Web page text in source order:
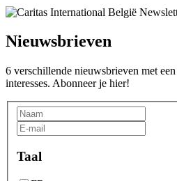
Nieuwsbrieven
6 verschillende nieuwsbrieven met
interesses. Abonneer je hier!
Taal